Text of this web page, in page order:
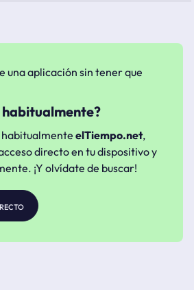
una aplicación sin tener que
habitualmente?
habitualmente elTiempo.net,
directo en tu dispositivo y
¡Y olvídate de buscar!